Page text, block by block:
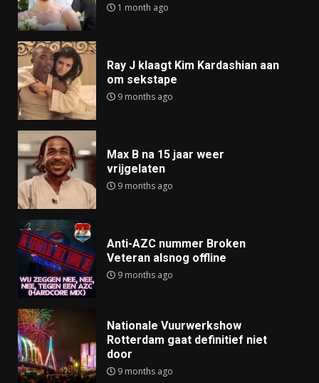
1 month ago
Ray J klaagt Kim Kardashian aan
om sekstape
9 months ago
Max B na 15 jaar weer
vrijgelaten
9 months ago
Anti-AZC nummer Broken
Veteran alsnog offline
9 months ago
Nationale Vuurwerkshow
Rotterdam gaat definitief niet
door
9 months ago